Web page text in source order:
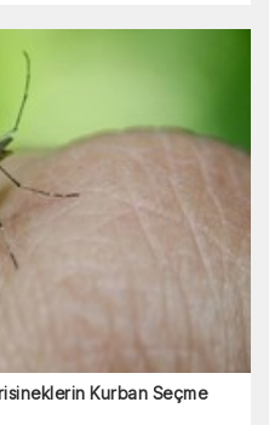
Kurban Seçme